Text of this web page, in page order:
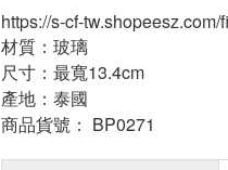
https://s-cf-
材質：玻璃
尺寸：最寬13.4cm
產地：泰國
商品貨號： BP0271